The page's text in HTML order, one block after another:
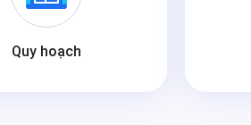
Quy hoạch